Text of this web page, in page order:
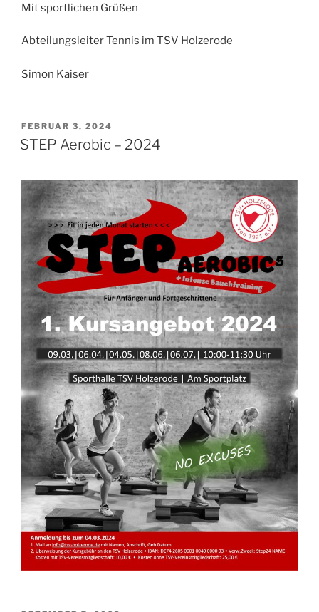
Mit sportlichen Grüßen
Abteilungsleiter Tennis im TSV Holzerode
Simon Kaiser
VERÖFFENTLICHT
AM
FEBRUAR 3, 2024
STEP Aerobic – 2024